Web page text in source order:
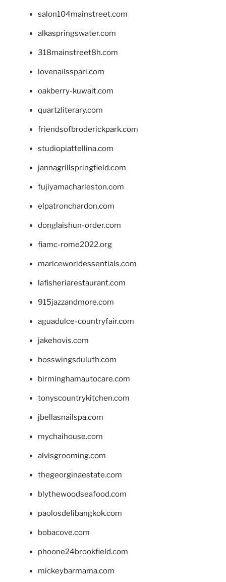
salon104mainstreet.com
alkaspringswater.com
318mainstreet8h.com
lovenailsspari.com
oakberry-kuwait.com
quartzliterary.com
friendsofbroderickpark.com
studiopiattellina.com
jannagrillspringfield.com
fujiyamacharleston.com
elpatronchardon.com
donglaishun-order.com
fiamc-rome2022.org
mariceworldessentials.com
lafisheriarestaurant.com
915jazzandmore.com
aguadulce-countryfair.com
jakehovis.com
bosswingsduluth.com
birminghamautocare.com
tonyscountrykitchen.com
jbellasnailspa.com
mychaihouse.com
alvisgrooming.com
thegeorginaestate.com
blythewoodseafood.com
paolosdelibangkok.com
bobacove.com
phoone24brookfield.com
mickeybarmama.com